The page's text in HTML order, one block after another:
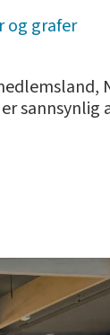
og grafer
sannsynlig